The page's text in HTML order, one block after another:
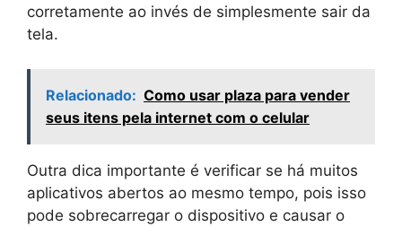
corretamente ao invés de simplesmente sair da
tela.
Relacionado: Como usar plaza para vender
seus itens pela internet com o celular
Outra dica importante é verificar se há muitos
aplicativos abertos ao mesmo tempo, pois isso
pode sobrecarregar o dispositivo e causar o